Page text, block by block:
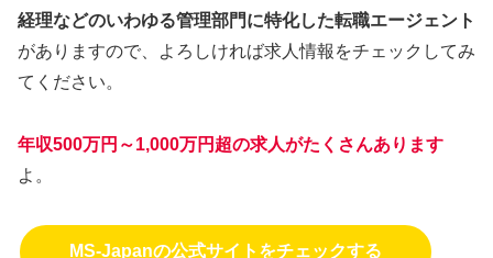
経理などのいわゆる管理部門に特化した転職エージェント
がありますので、よろしければ求人情報をチェックしてみ
てください。
年収500万円～1,000万円超の求人がたくさんあります
よ。
MS-Japanの公式サイトをチェックする